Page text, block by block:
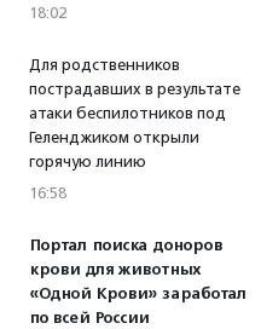
18:02
Для родственников
пострадавших в результате
атаки беспилотников под
Геленджиком открыли
горячую линию
16:58
Портал поиска доноров
крови для животных
«Одной Крови» заработал
по всей России